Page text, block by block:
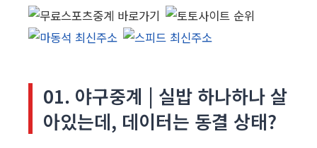
01. 야구중계 | 실밥 하나하나 살
아있는데, 데이터는 동결 상태?